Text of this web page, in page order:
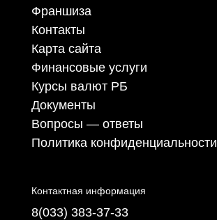
Франшиза
Контакты
Карта сайта
Финансовые услуги
Курсы валют РБ
Документы
Вопросы — ответы
Политика конфиденциальности
Контактная информация
8(033) 383-37-33